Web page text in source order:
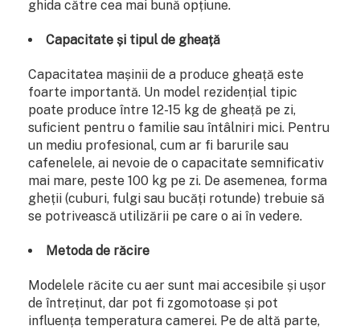
ghida către cea mai bună opțiune.
Capacitate și tipul de gheață
Capacitatea mașinii de a produce gheață este
foarte importantă. Un model rezidențial tipic
poate produce între 12-15 kg de gheață pe zi,
suficient pentru o familie sau întâlniri mici. Pentru
un mediu profesional, cum ar fi barurile sau
cafenelele, ai nevoie de o capacitate semnificativ
mai mare, peste 100 kg pe zi. De asemenea, forma
gheții (cuburi, fulgi sau bucăți rotunde) trebuie să
se potrivească utilizării pe care o ai în vedere.
Metoda de răcire
Modelele răcite cu aer sunt mai accesibile și ușor
de întreținut, dar pot fi zgomotoase și pot
influența temperatura camerei. Pe de altă parte,